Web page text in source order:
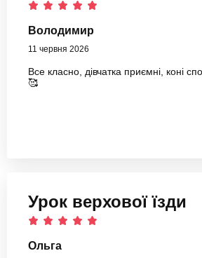
Володимир
11 червня 2026
Все класно, дівчатка приємні, коні
🥰
Урок верхової їзди
Ольга